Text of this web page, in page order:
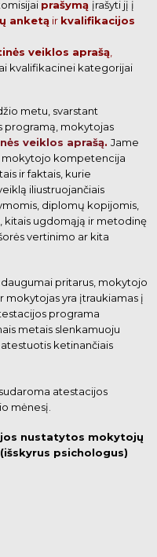
prašymą įrašyti jį į
anketą ir kvalifikacijos
veiklos aprašą,
kvalifikacinei kategorijai
metu, svarstant
programą, mokytojas
veiklos aprašą. Jame
kompetencija
ir faktais, kurie
iliustruojančiais
diplomų kopijomis,
kitais ugdomąją ir metodinę
vertinimo ar kita
pritarus, mokytojo
mokytojas yra įtraukiamas į
programa
metais slenkamuoju
ketinančiais
atestacijos
mėnesį.
nustatytos mokytojų
(išskyrus psichologus)